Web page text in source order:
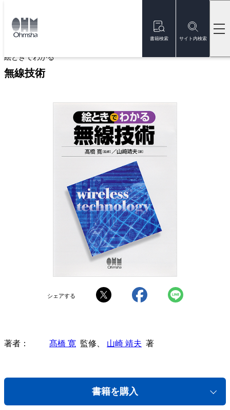
書籍検索 サイト内検索
トップ
絵ときでわかる
無線技術
シェアする
著者 髙橋 寛 監修、 山崎 靖夫 著
書籍を購入